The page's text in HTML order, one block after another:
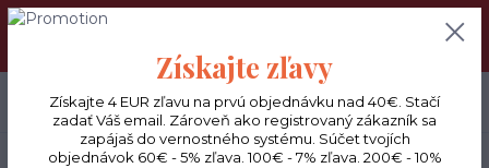
DOPRAVA ZADARMO : Od 30€ objednávky (Packeta BOX ), 50€
VERNOSTNOM PROGRAME!
EUR
Získajte zľavy
Získajte 4 EUR zľavu na prvú objednávku nad 40€. Stačí
zadať Váš email. Zároveň ako registrovaný zákazník sa
zapájaš do vernostného systému. Súčet tvojích
objednávok 60€ - 5% zľava. 100€ - 7% zľava. 200€ - 10%